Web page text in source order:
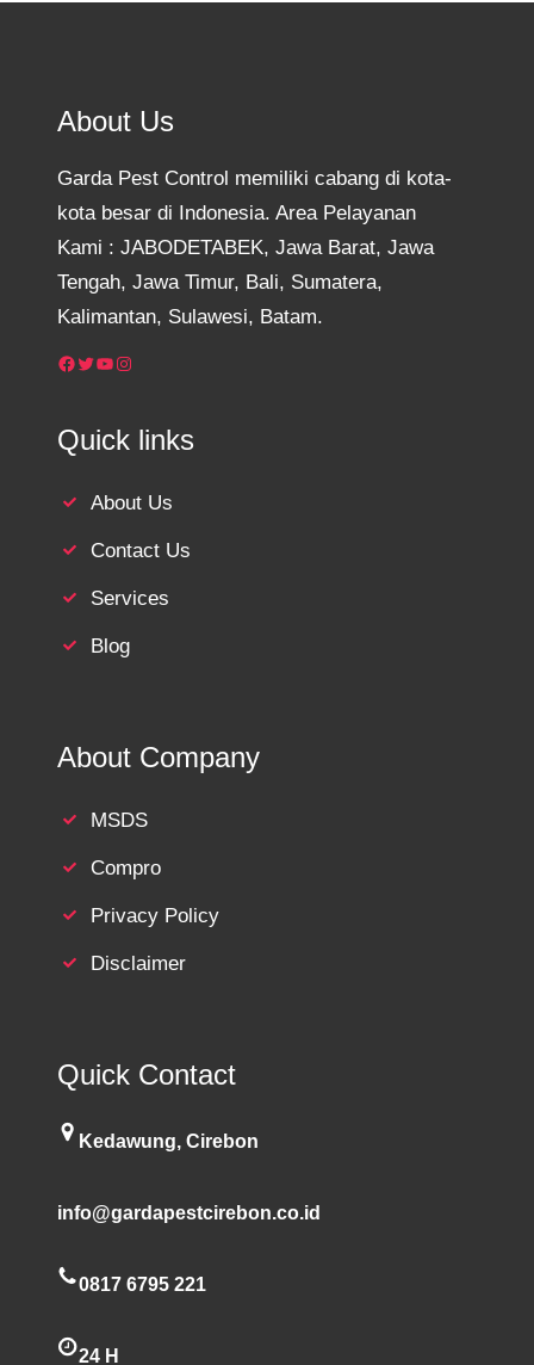
About Us
Garda Pest Control memiliki cabang di kota-
kota besar di Indonesia. Area Pelayanan
Kami : JABODETABEK, Jawa Barat, Jawa
Tengah, Jawa Timur, Bali, Sumatera,
Kalimantan, Sulawesi, Batam.
Facebook Twitter YouTube Instagram
Quick links
About Us
Contact Us
Services
Blog
About Company
MSDS
Compro
Privacy Policy
Disclaimer
Quick Contact
Kedawung, Cirebon
info@gardapestcirebon.co.id
0817 6795 221
24 H